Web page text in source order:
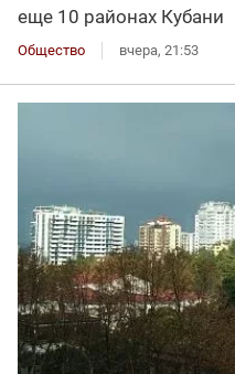
еще 10 районах Кубани
Общество вчера, 21:53